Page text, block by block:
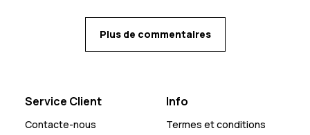
Plus de commentaires
Service Client
Contacte-nous
Info
Termes et conditions